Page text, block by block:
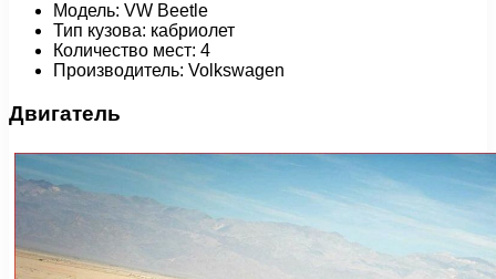
Модель: VW Beetle
Тип кузова: кабриолет
Количество мест: 4
Производитель: Volkswagen
Двигатель